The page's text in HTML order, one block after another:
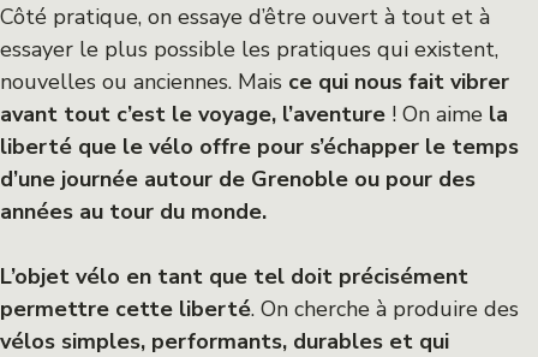
Côté pratique, on essaye d’être ouvert à tout et à
essayer le plus possible les pratiques qui existent,
nouvelles ou anciennes. Mais ce qui nous fait vibrer
avant tout c’est le voyage, l’aventure ! On aime la
liberté que le vélo offre pour s’échapper le temps
d’une journée autour de Grenoble ou pour des
années au tour du monde.
L’objet vélo en tant que tel doit précisément
permettre cette liberté. On cherche à produire des
vélos simples, performants, durables et qui